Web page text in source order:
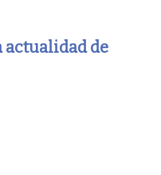
actualidad de